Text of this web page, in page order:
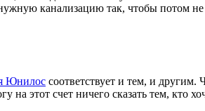
канализацию так, чтобы потом
Юнилос соответствует и тем, и другим.
этот счет ничего сказать тем, кто